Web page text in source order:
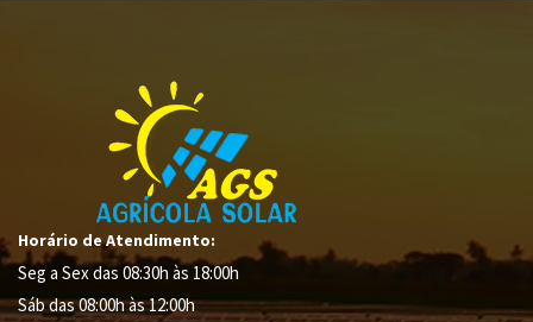
Horário de Atendimento:
Seg a Sex das 08:30h às 18:00h
Sáb das 08:00h às 12:00h